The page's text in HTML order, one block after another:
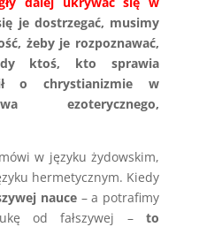
je dostrzegać, musimy
żeby je rozpoznawać,
ktoś, kto sprawia
o chrystianizmie w
ezoterycznego,
w języku żydowskim,
hermetycznym. Kiedy
nauce– a potrafimy
od fałszywej –to